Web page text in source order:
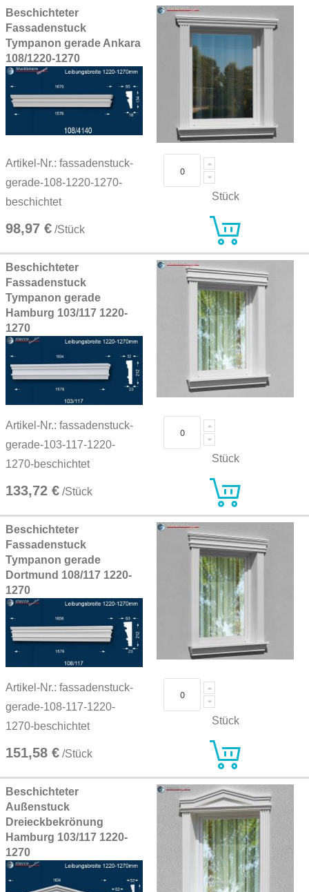
Beschichteter
Fassadenstuck
Tympanon gerade Ankara
108/1220-1270
Artikel-Nr.: fassadenstuck-
gerade-108-1220-1270-
beschichtet
98,97 € /Stück
Stück
Beschichteter
Fassadenstuck
Tympanon gerade
Hamburg 103/117 1220-
1270
Artikel-Nr.: fassadenstuck-
gerade-103-117-1220-
1270-beschichtet
133,72 € /Stück
Stück
Beschichteter
Fassadenstuck
Tympanon gerade
Dortmund 108/117 1220-
1270
Artikel-Nr.: fassadenstuck-
gerade-108-117-1220-
1270-beschichtet
151,58 € /Stück
Stück
Beschichteter
Außenstuck
Dreieckbekrönung
Hamburg 103/117 1220-
1270